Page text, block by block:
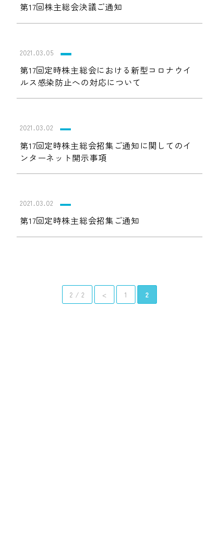
第17回株主総会決議ご通知
2021.03.05
第17回定時株主総会における新型コロナウイ
ルス感染防止への対応について
2021.03.02
第17回定時株主総会招集ご通知に関してのイ
ンターネット開示事項
2021.03.02
第17回定時株主総会招集ご通知
2 / 2 < 1 2